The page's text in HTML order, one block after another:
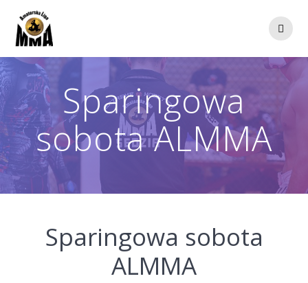
Sparingowa
sobota ALMMA
Sparingowa sobota
ALMMA